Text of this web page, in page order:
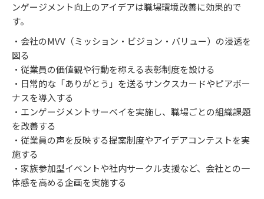
ンゲージメント向上のアイデアは職場環境改善に効果的で
す。
・会社のMVV（ミッション・ビジョン・バリュー）の浸透を
図る
・従業員の価値観や行動を称える表彰制度を設ける
・日常的な「ありがとう」を送るサンクスカードやピアボー
ナスを導入する
・エンゲージメントサーベイを実施し、職場ごとの組織課題
を改善する
・従業員の声を反映する提案制度やアイデアコンテストを実
施する
・家族参加型イベントや社内サークル支援など、会社との一
体感を高める企画を実施する